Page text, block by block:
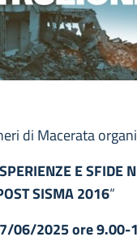
di Macerata
E SFIDE
SISMA 2016“
06/2025 ore 9.00-